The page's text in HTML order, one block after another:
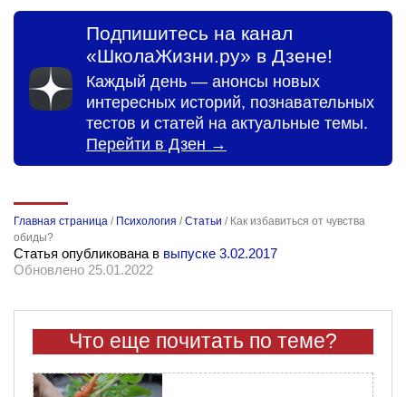
Подпишитесь на канал
«ШколаЖизни.ру» в Дзене!
Каждый день — анонсы новых
интересных историй, познавательных
тестов и статей на актуальные темы.
Перейти в Дзен →
Главная страница / Психология /Статьи / Как избавиться от чувства
обиды?
Статья опубликована в выпуске 3.02.2017
Обновлено 25.01.2022
Что еще почитать по теме?